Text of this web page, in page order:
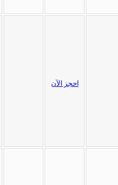
احجز الآن